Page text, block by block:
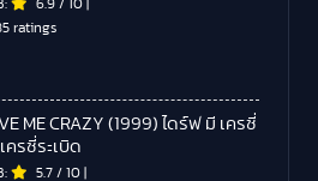
6.9 / 10
ratings
ME CRAZY (1999) ไดร์ฟ มี เครซี่
ครซี่ระเบิด
5.7 / 10 |